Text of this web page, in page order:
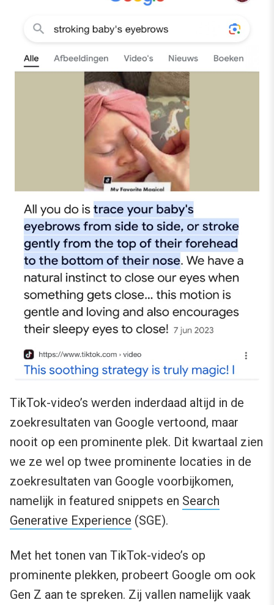
TikTok-video’s werden inderdaad altijd in de
zoekresultaten van Google vertoond, maar
nooit op een prominente plek. Dit kwartaal zien
we ze wel op twee prominente locaties in de
zoekresultaten van Google voorbijkomen,
namelijk in featured snippets en Search
Generative Experience (SGE).
Met het tonen van TikTok-video’s op
prominente plekken, probeert Google om ook
Gen Z aan te spreken. Zij vallen namelijk vaak